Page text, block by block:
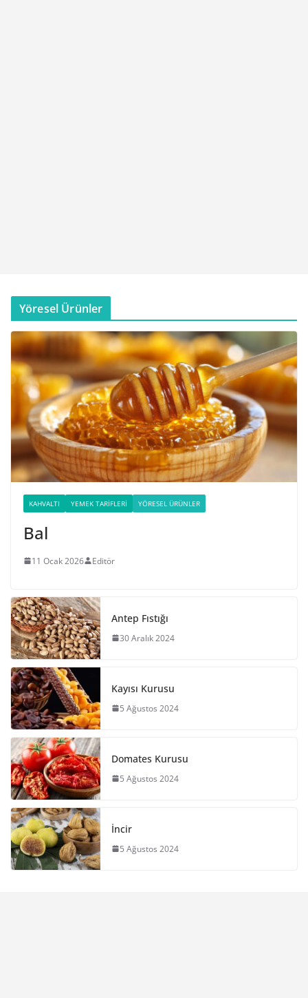
Yöresel Ürünler
KAHVALTI YEMEK TARIFLERI YÖRESEL ÜRÜNLER
Bal
11 Ocak 2026 Editör
Antep Fıstığı
30 Aralık 2024
Kayısı Kurusu
5 Ağustos 2024
Domates Kurusu
5 Ağustos 2024
İncir
5 Ağustos 2024